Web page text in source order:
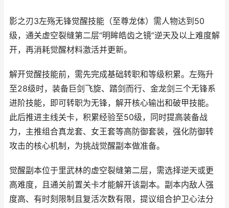
影之刃3左殇无锋觉醒技能（至尊龙体）需人物达到50
级，通关虚空裂缝第二层“明眸皓齿之镜”逆天及以上难度解
开，再消耗觉醒材料激活并更新。
解开觉醒技能前，需先完成基础转职和等级积累。左殇升
至28级时，装备巨剑飞旋、踏剑而行、金龙剑三个无锋系
进阶技能，即可转职为无锋，解开核心输出和破甲技能。
此后推进主线关卡，积累经验至50级，同时提高装备战
力，主推组合真龙套、女王套等高防御套装，强化防御转
攻击的核心机制，为挑战觉醒副本做准备。
觉醒副本位于里武林的虚空裂缝第二层，需选择逆天或更
高难度，且通关前置关卡才能解开该副本。副本内敌人强
度高、有时刻限制且复活次数有限，提议组合护卫心法分